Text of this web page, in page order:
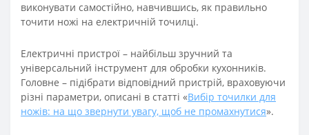
виконувати самостійно, навчившись, як правильно
точити ножі на електричній точилці.
Електричні пристрої – найбільш зручний та
універсальний інструмент для обробки кухонників.
Головне – підібрати відповідний пристрій, враховуючи
різні параметри, описані в статті «Вибір точилки для
ножів: на що звернути увагу, щоб не промахнутися».